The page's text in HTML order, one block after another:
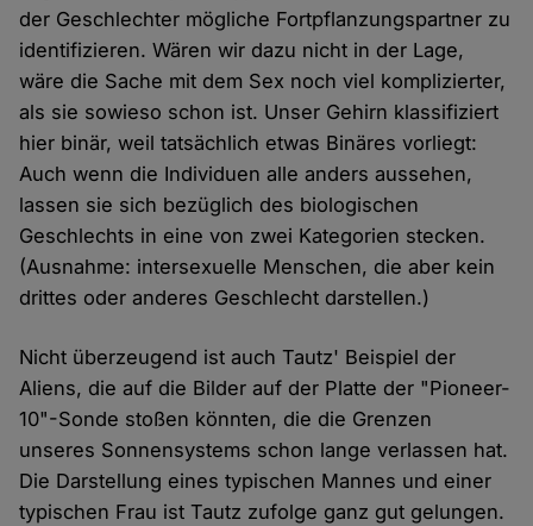
der Geschlechter mögliche Fortpflanzungspartner zu
identifizieren. Wären wir dazu nicht in der Lage,
wäre die Sache mit dem Sex noch viel komplizierter,
als sie sowieso schon ist. Unser Gehirn klassifiziert
hier binär, weil tatsächlich etwas Binäres vorliegt:
Auch wenn die Individuen alle anders aussehen,
lassen sie sich bezüglich des biologischen
Geschlechts in eine von zwei Kategorien stecken.
(Ausnahme: intersexuelle Menschen, die aber kein
drittes oder anderes Geschlecht darstellen.)
Nicht überzeugend ist auch Tautz' Beispiel der
Aliens, die auf die Bilder auf der Platte der "Pioneer-
10"-Sonde stoßen könnten, die die Grenzen
unseres Sonnensystems schon lange verlassen hat.
Die Darstellung eines typischen Mannes und einer
typischen Frau ist Tautz zufolge ganz gut gelungen.